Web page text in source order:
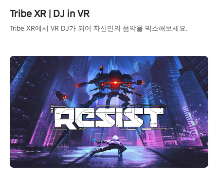
Tribe XR | DJ in VR
Tribe XR에서 VR DJ가 되어 자신만의 음악을 믹스해보세요.